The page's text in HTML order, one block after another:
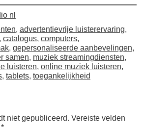
nl
, advertentievrije luisterervaring,
, catalogus, computers,
, gepersonaliseerde aanbevelingen,
samen, muziek streamingdiensten,
luisteren, online muziek luisteren,
, tablets, toegankelijkheid
niet gepubliceerd. Vereiste velden
*